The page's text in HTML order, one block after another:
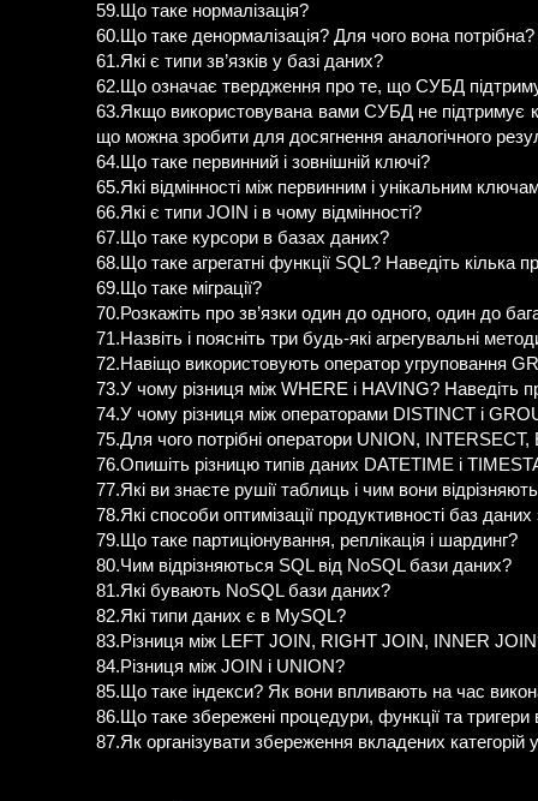
59.Що таке нормалізація?
60.Що таке денормалізація? Для чого вона потрібна?
61.Які є типи зв’язків у базі даних?
62.Що означає твердження про те, що СУБД підтримує
63.Якщо використовувана вами СУБД не підтримує
що можна зробити для досягнення аналогічного
64.Що таке первинний і зовнішній ключі?
65.Які відмінності між первинним і унікальним
66.Які є типи JOIN і в чому відмінності?
67.Що таке курсори в базах даних?
68.Що таке агрегатні функції SQL? Наведіть кілька
69.Що таке міграції?
70.Розкажіть про зв’язки один до одного, один до
71.Назвіть і поясніть три будь-які агрегувальні
72.Навіщо використовують оператор угруповання
73.У чому різниця між WHERE і HAVING? Наведіть
74.У чому різниця між операторами DISTINCT і
75.Для чого потрібні оператори UNION,
76.Опишіть різницю типів даних DATETIME і
77.Які ви знаєте рушії таблиць і чим вони
78.Які способи оптимізації продуктивності баз даних
79.Що таке партиціонування, реплікація і шардинг?
80.Чим відрізняються SQL від NoSQL бази даних?
81.Які бувають NoSQL бази даних?
82.Які типи даних є в MySQL?
83.Різниця між LEFT JOIN, RIGHT JOIN, INNER
84.Різниця між JOIN і UNION?
85.Що таке індекси? Як вони впливають на час
86.Що таке збережені процедури, функції та
87.Як організувати збереження вкладених категорій